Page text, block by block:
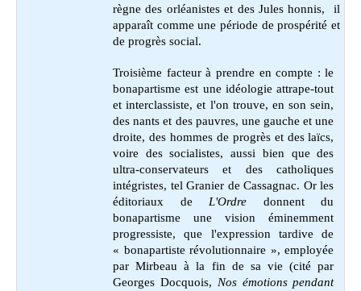
règne des orléanistes et des Jules honnis, il
apparaît comme une période de prospérité et
de progrès social.
Troisième facteur à prendre en compte : le
bonapartisme est une idéologie attrape-tout
et interclassiste, et l'on trouve, en son sein,
des nants et des pauvres, une gauche et une
droite, des hommes de progrès et des laïcs,
voire des socialistes, aussi bien que des
ultra-conservateurs et des catholiques
intégristes, tel Granier de Cassagnac. Or les
éditoriaux de L'Ordre donnent du
bonapartisme une vision éminemment
progressiste, que l'expression tardive de
« bonapartiste révolutionnaire », employée
par Mirbeau à la fin de sa vie (cité par
Georges Docquois, Nos émotions pendant